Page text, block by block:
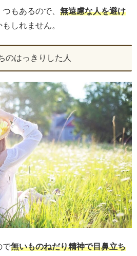
もあるので、 無遠慮な人を避け
もしれません。
のはっきりした人
で無いものねだり精神で目鼻立ち